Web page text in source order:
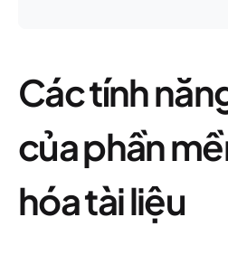
Các tính
của phần
hóa tài liệu